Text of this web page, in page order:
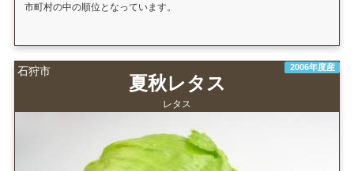
市町村の中の順位となっています。
石狩市 2006年度産
夏秋レタス
レタス